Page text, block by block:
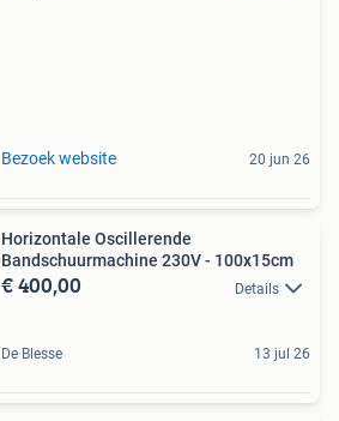
Bezoek website 20 jun 26
Horizontale Oscillerende
Bandschuurmachine 230V - 100x15cm
€ 400,00 Details
De Blesse 13 jul 26